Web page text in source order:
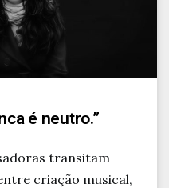
é neutro.”
transitam
criação musical,